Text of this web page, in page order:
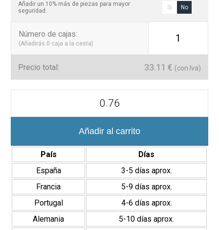
Añadir un 10% más de piezas para mayor
seguridad:
Sí No
Número de cajas:
(Añadirás 0 caja a la cesta) 1
Precio total: 33.11 € (con Iva)
Mate
Añadir al carrito
País
Días
España
3-5 días aprox.
Francia
5-9 días aprox.
Portugal
4-6 días aprox.
Alemania
5-10 días aprox.